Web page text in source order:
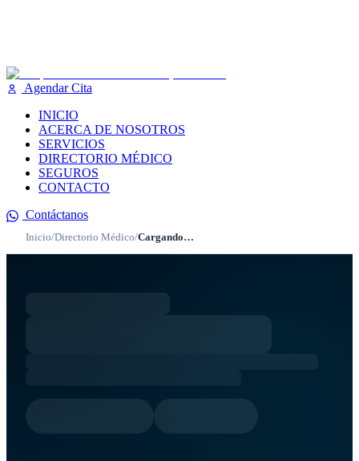
Agendar Cita
INICIO
ACERCA DE NOSOTROS
SERVICIOS
DIRECTORIO MÉDICO
SEGUROS
CONTACTO
Contáctanos
Inicio/Directorio Médico/Cargando…